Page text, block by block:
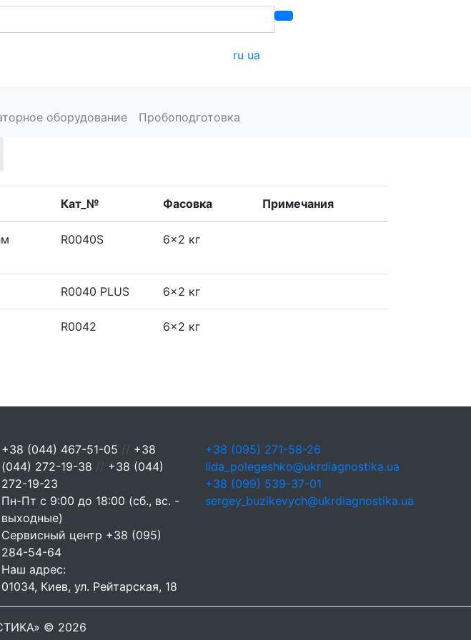
ru ua
оборудование Пробоподготовка
Кат_№ Фасовка Примечания
R0040S 6x2 кг
R0040 PLUS 6x2 кг
R0042 6x2 кг
+38 (044) 467-51-05 // +38
(044) 272-19-38 // +38 (044)
272-19-23
Пн-Пт с 9:00 до 18:00 (сб., вс. -
выходные)
Сервисный центр +38 (095)
284-54-64
Наш адрес:
01034, Киев, ул. Рейтарская, 18
+38 (095) 271-58-26
lida_polegeshko@ukrdiagnostika.ua
+38 (099) 539-37-01
sergey_buzikevych@ukrdiagnostika.ua
© 2026